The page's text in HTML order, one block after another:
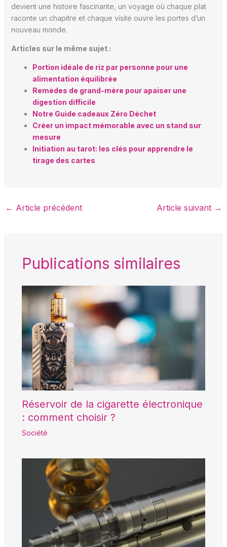
devient une histoire fascinante, un voyage où chaque plat
raconte un chapitre et chaque visite ouvre les portes d’un
nouveau monde.
Articles sur le même sujet :
Portion idéale de riz par personne pour une
alimentation équilibrée
Remèdes de grand-mère pour apaiser une
digestion difficile
Notre Guide cadeaux Zéro Déchet
Créer un impact mémorable avec un stand sur
mesure
Initiation au tarot: les clés pour apprendre le
tirage des cartes
← Article précédent Article suivant →
Publications similaires
Réservoir de la cigarette électronique
: comment choisir ?
Société